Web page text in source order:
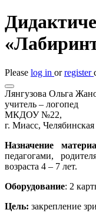
Please log in orregister
Лянгузова Ольга
учитель – логопед
МКДОУ №22,
г. Миасс, Челябинская
Назначение
педагогами,
возраста 4 – 7 лет.
Оборудование: 2
Цель: закрепление